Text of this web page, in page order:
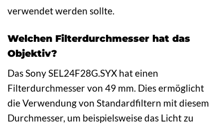
verwendet werden sollte.
Welchen Filterdurchmesser hat das
Objektiv?
Das Sony SEL24F28G.SYX hat einen
Filterdurchmesser von 49 mm. Dies ermöglicht
die Verwendung von Standardfiltern mit diesem
Durchmesser, um beispielsweise das Licht zu